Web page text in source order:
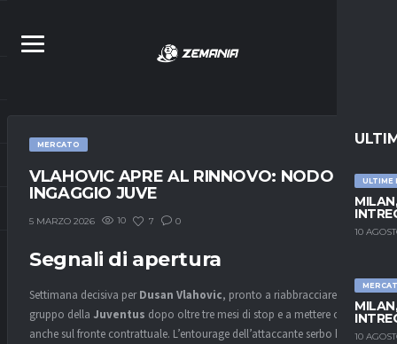
ULTIME
10
10
MERCATO
VLAHOVIC APRE AL RINNOVO: NODO
INGAGGIO JUVE
5 MARZO 2026 10 7 0
Segnali di apertura
Settimana decisiva perDusan Vlahovic, pronto a riabbracciare il
gruppo della Juventus dopo oltre tre mesi di stop e a mettere ordine
anche sul fronte contrattuale. L’entourage dell’attaccante serbo ha